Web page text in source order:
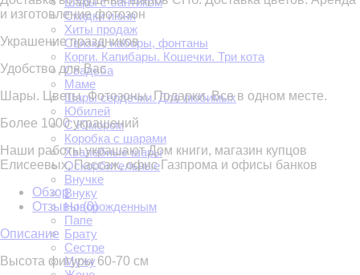
Скидки июня
Хиты продаж
Связки, наборы, фонтаны
Корги. Капибары. Кошечки. Три кота
Свадьба
Маме
Шары сердечки. Для любимых
Юбилей
С Юмором
Коробка с шарами
Хвалебные шары
Оскорбительные
Внучке
Внуку
Новорожденным
Папе
Брату
Сестре
Мужу
и изготовление фотозон
Украшение праздников
Удобство для Вас
Шары. Цветы. Фотозоны. Подарки. Все в одном месте.
Более 1000 украшений
Наши работы украшают Дом книги, магазин купцов
Елисеевых, Пассаж, офис Газпрома и офисы банков
Обзор
Отзывы (0)
Описание
Высота фигуры 60-70 см